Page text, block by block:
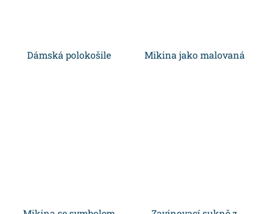
Dámská polokošile Mikina jako malovaná